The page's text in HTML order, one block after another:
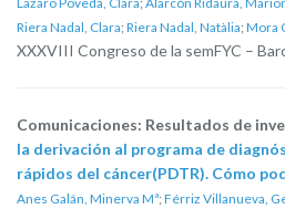
Riera Nadal, Clara; Riera Nadal, Natàlia; Mora
XXXVIII Congreso de la semFYC –
Comunicaciones: Resultados de
la derivación al programa de
rápidos del cáncer(PDTR). Cómo
Anes Galán, Minerva Mª; Férriz Villanueva,